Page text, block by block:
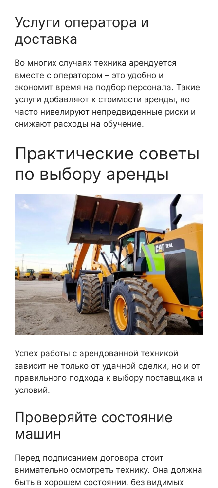
Услуги оператора и
доставка
Во многих случаях техника арендуется
вместе с оператором – это удобно и
экономит время на подбор персонала. Такие
услуги добавляют к стоимости аренды, но
часто нивелируют непредвиденные риски и
снижают расходы на обучение.
Практические советы
по выбору аренды
Успех работы с арендованной техникой
зависит не только от удачной сделки, но и от
правильного подхода к выбору поставщика и
условий.
Проверяйте состояние
машин
Перед подписанием договора стоит
внимательно осмотреть технику. Она должна
быть в хорошем состоянии, без видимых